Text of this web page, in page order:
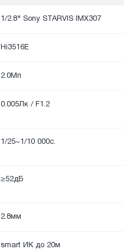
1/2.8" Sony STARVIS IMX307
Hi3516E
2.0Мп
0.005Лк / F1.2
1/25~1/10 000с.
≥52дБ
2.8мм
smart ИК до 20м